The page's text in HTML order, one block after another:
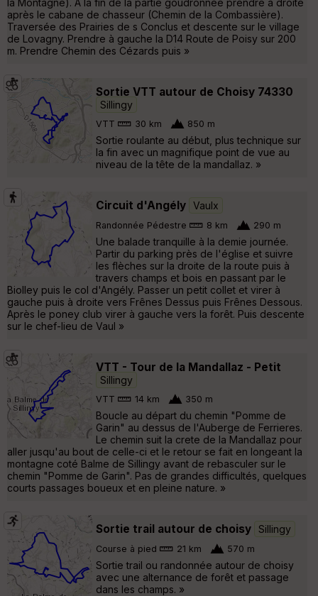
la Montagne). A la fin de la partie goudronnée prendre à droite
après le cabane de chasseur (Chemin de la Combassière).
Traversée des Prairies de s Conclus et descente sur le village
de Lovagny. Prendre à gauche la D14 Route de Poisy sur 200
m. Prendre Chemin des Cézards puis »
Sortie VTT autour de Choisy 74330
Sillingy
VTT 30 km 850 m
Sortie roulante au début, plus technique sur
la fin avec un magnifique point de vue au
niveau de la tête de la mandallaz. »
Circuit d'Angély Vaulx
Randonnée Pédestre 8 km 290 m
Une balade tranquille à la demie journée.
Partir du parking près de l'église et suivre
les flèches sur la droite de la route puis à
travers champs et bois en passant par le
Biolley puis le col d'Angély. Passer un petit collet et virer à
gauche puis à droite vers Frênes Dessus puis Frênes Dessous.
Après le poney club virer à gauche vers la forêt. Puis descente
sur le chef-lieu de Vaul »
VTT - Tour de la Mandallaz - Petit
Sillingy
VTT 14 km 350 m
Boucle au départ du chemin "Pomme de
Garin" au dessus de l'Auberge de Ferrieres.
Le chemin suit la crete de la Mandallaz pour
aller jusqu'au bout de celle-ci et le retour se fait en longeant la
montagne coté Balme de Sillingy avant de rebasculer sur le
chemin "Pomme de Garin". Pas de grandes difficultés, quelques
courts passages boueux et en pleine nature. »
Sortie trail autour de choisy Sillingy
Course à pied 21 km 570 m
Sortie trail ou randonnée autour de choisy
avec une alternance de forêt et passage
dans les champs. »